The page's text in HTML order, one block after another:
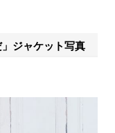
ジャケット写真